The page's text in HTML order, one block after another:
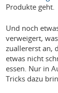
Produkte geht.
Und noch
verweigert,
zuallererst an,
etwas nicht
essen. Nur in
Tricks dazu